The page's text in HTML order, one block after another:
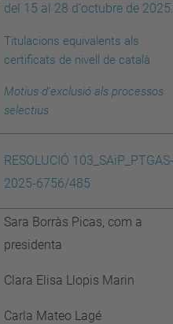
del 15 al 28 d'octubre de 2025.
Titulacions equivalents als
certificats de nivell de català
Motius d'exclusió als processos
selectius
RESOLUCIÓ 103_SAiP_PTGAS-
2025-6756/485
Sara Borràs Picas, com a
presidenta
Clara Elisa Llopis Marin
Carla Mateo Lagé